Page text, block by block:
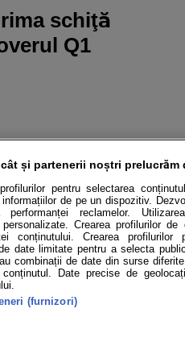
schiţă
Q1
Video Podcast cu
cookies
și partenerii noștri prelucrăm
pentru selectarea
de pe un dispozitiv.
performanței reclamelor.
Crearea profilurilor de
conținutului. Crearea profilurilor
date limitate pentru a selecta
combinații de date din surse
Date precise de
(furnizori)